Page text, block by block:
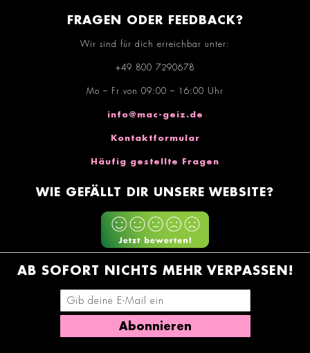
FRAGEN ODER FEEDBACK?
Wir sind für dich erreichbar unter:
+49 800 7290678
Mo – Fr von 09:00 – 16:00 Uhr
info@mac-geiz.de
Kontaktformular
Häufig gestellte Fragen
WIE GEFÄLLT DIR UNSERE WEBSITE?
AB SOFORT NICHTS MEHR VERPASSEN!
E-Mail-Adresse eingeben
Abonnieren